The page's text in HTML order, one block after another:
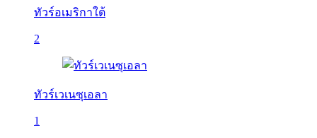
ทัวร์อเมริกาใต้
2
ทัวร์เวเนซุเอลา
1